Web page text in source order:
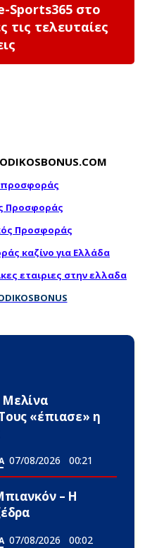
Sports365 στο
τις τελευταίες
προσφοράς
Προσφοράς
Προσφοράς
καζίνο για Ελλάδα
εταιριες στην ελλαδα
«έπιασε» η
07/08/2026 00:21
– Η
07/08/2026 00:02